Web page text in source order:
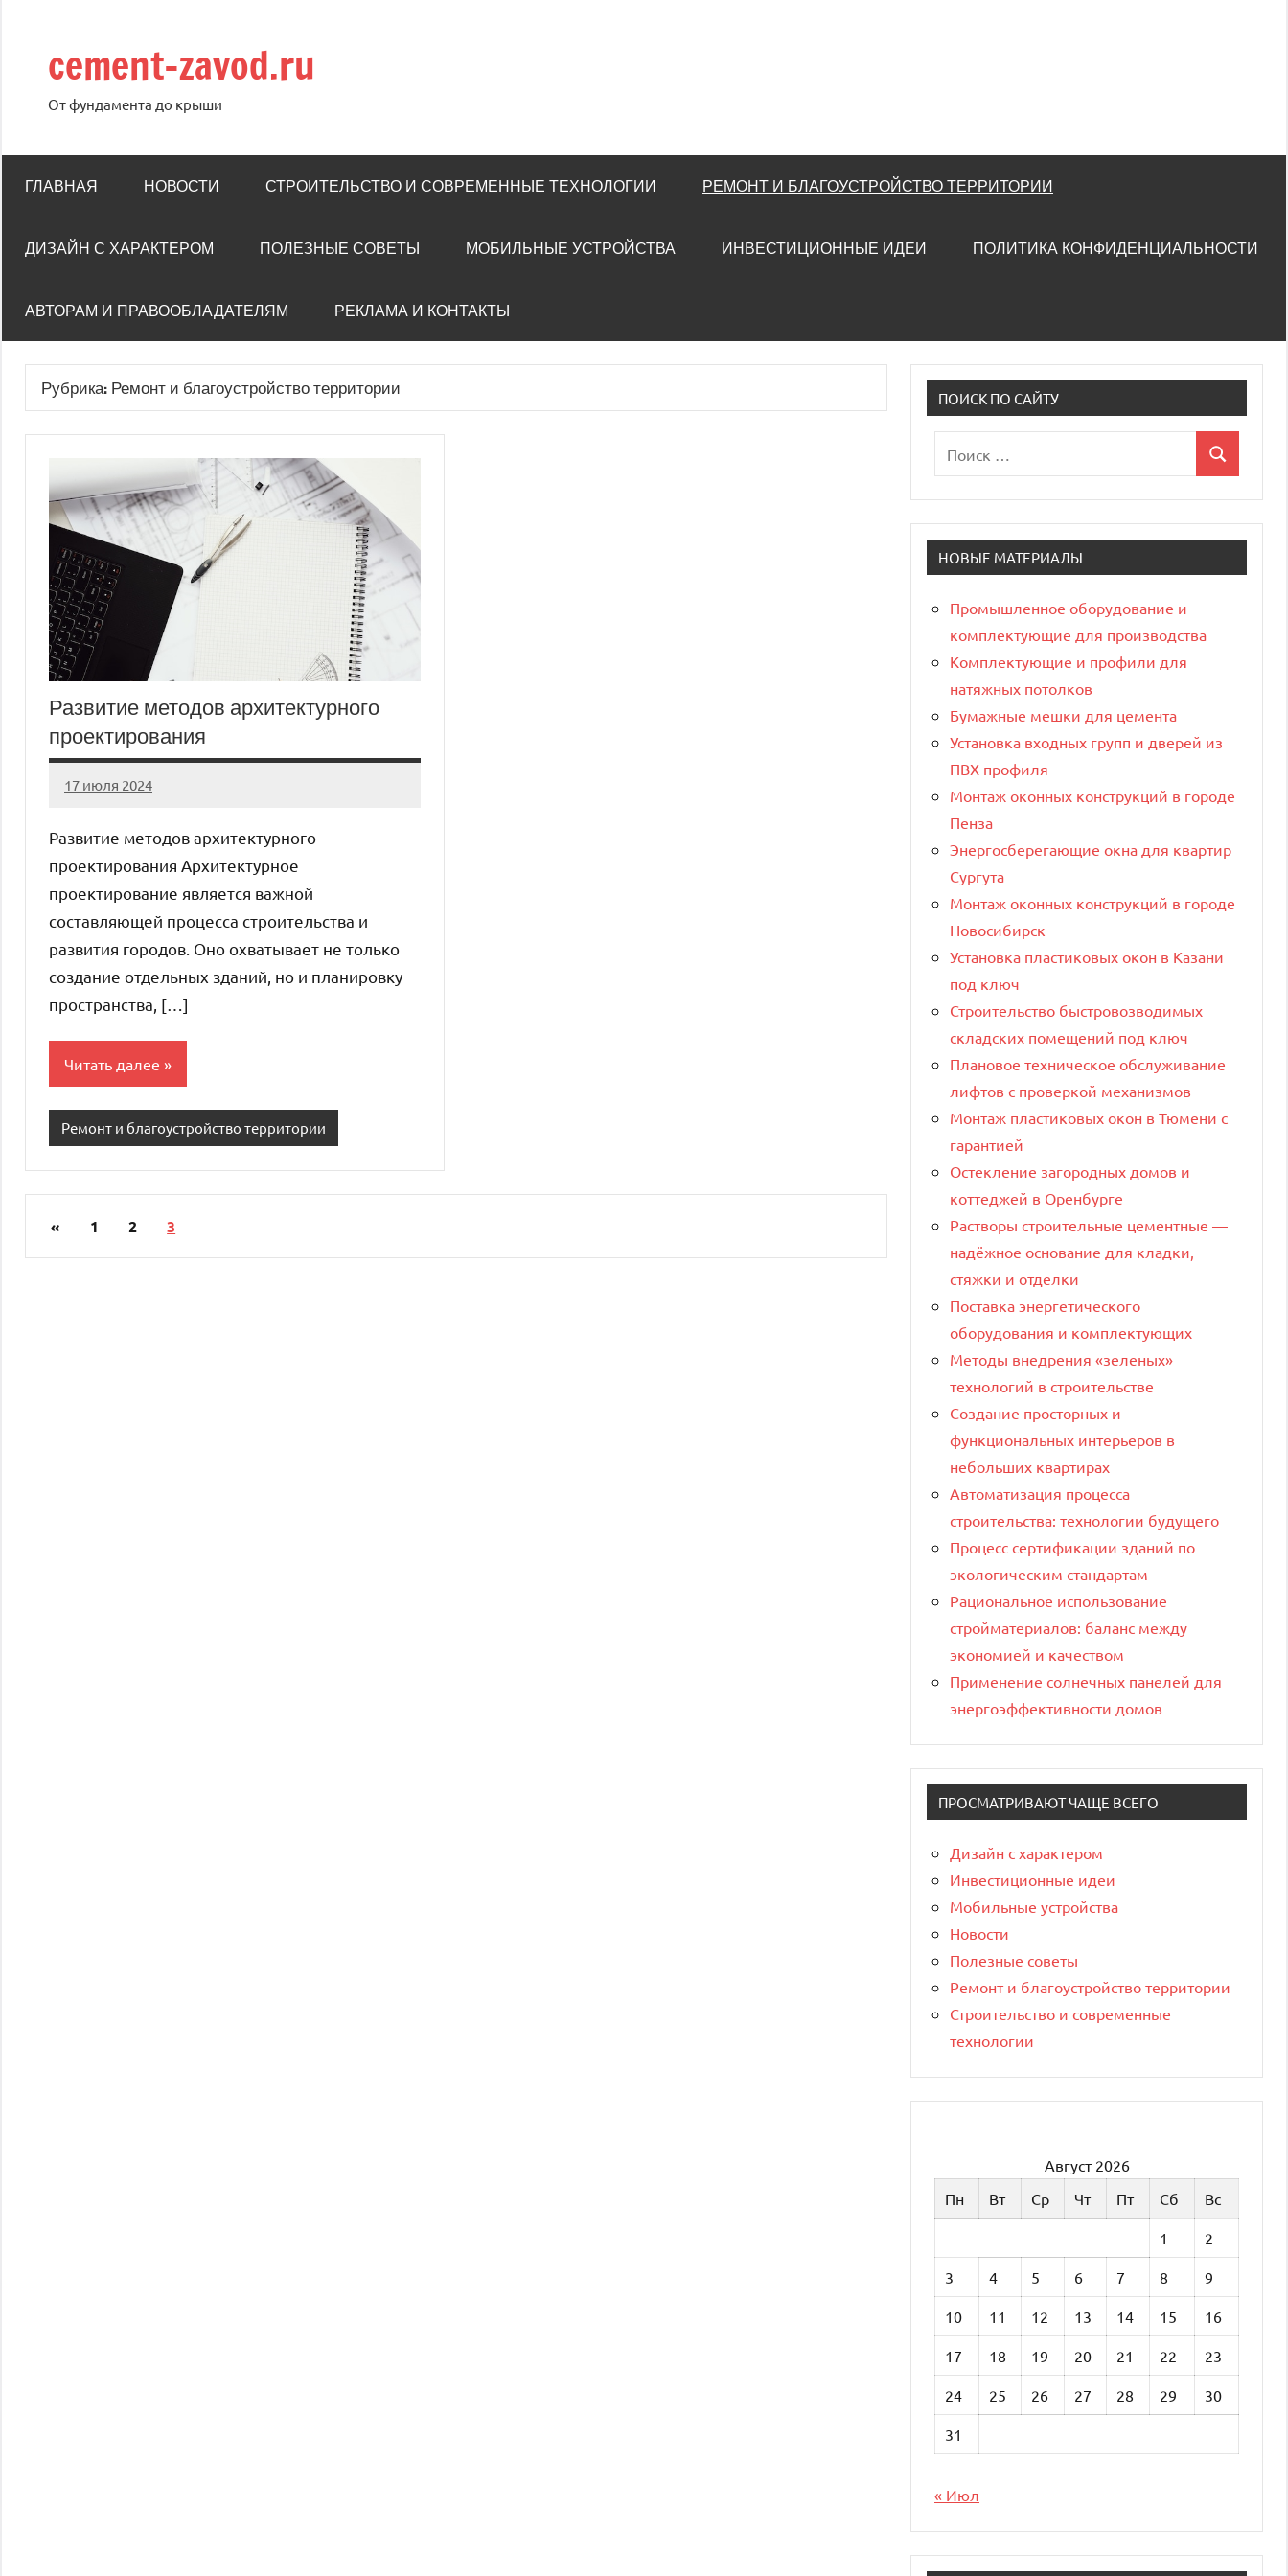
содержимому
cement-zavod.ru
От фундамента до крыши
ГЛАВНАЯ НОВОСТИ СТРОИТЕЛЬСТВО И СОВРЕМЕННЫЕ ТЕХНОЛОГИИ РЕМОНТ И БЛАГОУСТРОЙСТВО ТЕРРИТОРИИ
ДИЗАЙН С ХАРАКТЕРОМ ПОЛЕЗНЫЕ СОВЕТЫ МОБИЛЬНЫЕ УСТРОЙСТВА ИНВЕСТИЦИОННЫЕ ИДЕИ ПОЛИТИКА КОНФИДЕНЦИАЛЬНОСТИ
АВТОРАМ И ПРАВООБЛАДАТЕЛЯМ РЕКЛАМА И КОНТАКТЫ
Рубрика: Ремонт и благоустройство территории
Развитие методов архитектурного
проектирования
17 июля 2024
cement_zavod
Нет
Развитие методов архитектурного
проектирования Архитектурное
проектирование является важной
составляющей процесса строительства и
развития городов. Оно охватывает не только
создание отдельных зданий, но и планировку
пространства, […]
Читать далее
Ремонт и благоустройство территории
« Предыдущие
записи
1 2 3
ПОИСК ПО САЙТУ
для:
Поиск
НОВЫЕ МАТЕРИАЛЫ
Промышленное оборудование и
комплектующие для производства
Комплектующие и профили для
натяжных потолков
Бумажные мешки для цемента
Установка входных групп и дверей из
ПВХ профиля
Монтаж оконных конструкций в городе
Пенза
Энергосберегающие окна для квартир
Сургута
Монтаж оконных конструкций в городе
Новосибирск
Установка пластиковых окон в Казани
под ключ
Строительство быстровозводимых
складских помещений под ключ
Плановое техническое обслуживание
лифтов с проверкой механизмов
Монтаж пластиковых окон в Тюмени с
гарантией
Остекление загородных домов и
коттеджей в Оренбурге
Растворы строительные цементные —
надёжное основание для кладки,
стяжки и отделки
Поставка энергетического
оборудования и комплектующих
Методы внедрения «зеленых»
технологий в строительстве
Создание просторных и
функциональных интерьеров в
небольших квартирах
Автоматизация процесса
строительства: технологии будущего
Процесс сертификации зданий по
экологическим стандартам
Рациональное использование
стройматериалов: баланс между
экономией и качеством
Применение солнечных панелей для
энергоэффективности домов
ПРОСМАТРИВАЮТ ЧАЩЕ ВСЕГО
Дизайн с характером
Инвестиционные идеи
Мобильные устройства
Новости
Полезные советы
Ремонт и благоустройство территории
Строительство и современные
технологии
Август 2026
Пн
Вт Ср Чт Пт Сб Вс
1 2
3 4 5 6 7 8 9
10 11 12 13 14 15 16
17 18 19 20 21 22 23
24 25 26 27 28 29 30
31
« Июл